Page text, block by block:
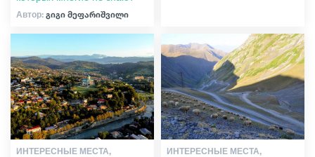
Гиды
Статьи
Транспорт
Автор: გიგი მეფარიშვილი
ИНТЕРЕСНЫЕ МЕСТА,
ИНТЕРЕСНЫЕ МЕСТА,